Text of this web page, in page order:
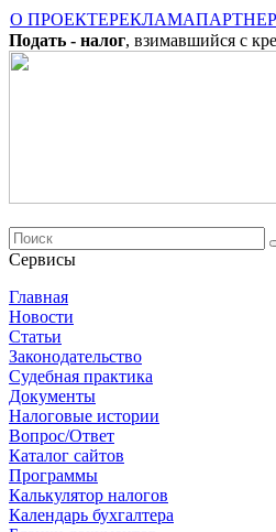
О ПРОЕКТЕРЕКЛАМА
Подать - налог, взимавшийся с
Сервисы
Главная
Новости
Cтатьи
Законодательство
Судебная практика
Документы
Налоговые истории
Вопрос/Ответ
Каталог сайтов
Программы
Калькулятор налогов
Календарь бухгалтера